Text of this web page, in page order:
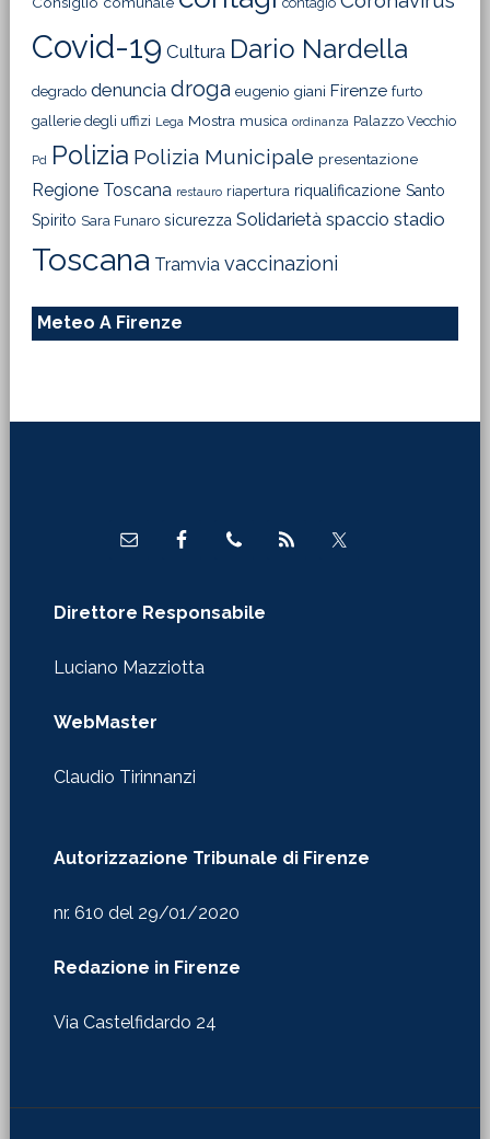
Covid-19 Cultura Dario Nardella
degrado denuncia droga eugenio giani Firenze furto
gallerie degli uffizi Lega Mostra musica ordinanza Palazzo Vecchio
Pd Polizia Polizia Municipale presentazione
Regione Toscana restauro riapertura riqualificazione Santo
Spirito Sara Funaro sicurezza Solidarietà spaccio stadio
Toscana Tramvia vaccinazioni
Meteo A Firenze
Direttore Responsabile
Luciano Mazziotta
WebMaster
Claudio Tirinnanzi
Autorizzazione Tribunale di Firenze
nr. 610 del 29/01/2020
Redazione in Firenze
Via Castelfidardo 24